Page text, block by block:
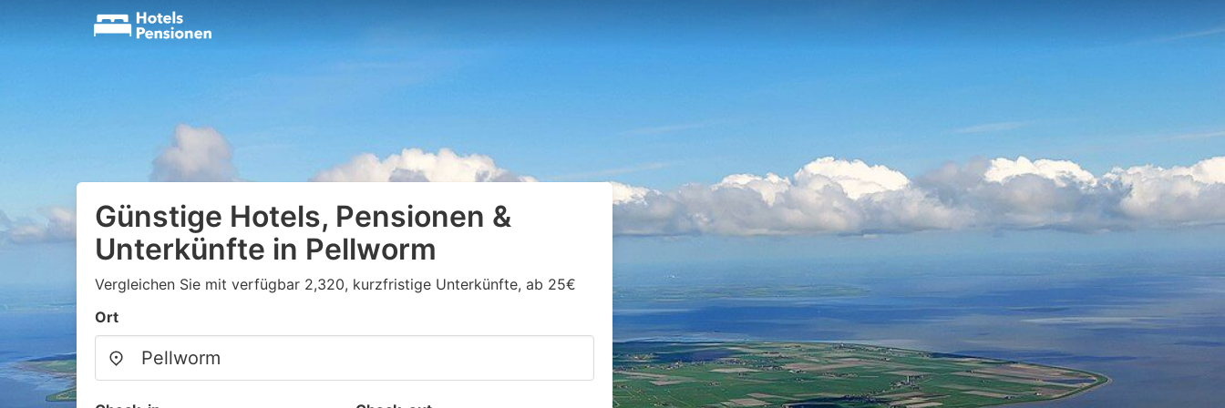
Günstige Hotels, Pensionen &
Unterkünfte in Pellworm
Vergleichen Sie mit verfügbar 2,320, kurzfristige Unterkünfte, ab 25€
Ort